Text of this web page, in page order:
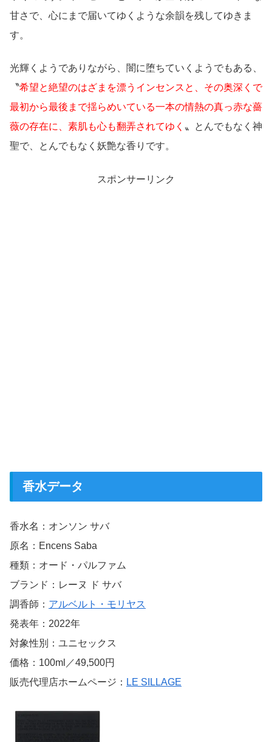
甘さで、心にまで届いてゆくような余韻を残してゆきま
す。
光輝くようでありながら、闇に堕ちていくようでもある、
〝希望と絶望のはざまを漂うインセンスと、その奥深くで
最初から最後まで揺らめいている一本の情熱の真っ赤な薔
薇の存在に、素肌も心も翻弄されてゆく 〟とんでもなく神
聖で、とんでもなく妖艶な香りです。
スポンサーリンク
香水データ
香水名：オンソン サバ
原名：Encens Saba
種類：オード・パルファム
ブランド：レーヌ ド サバ
調香師： アルベルト・モリヤス
発表年：2022年
対象性別：ユニセックス
価格：100ml／49,500円
販売代理店ホームページ： LE SILLAGE